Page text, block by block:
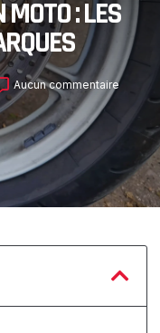
MOTO : LES
Aucun commentaire